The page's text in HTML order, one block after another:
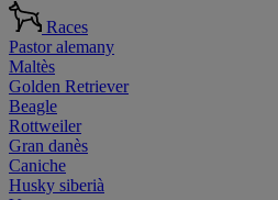
Races
Pastor alemany
Maltès
Golden Retriever
Beagle
Rottweiler
Gran danès
Caniche
Husky siberià